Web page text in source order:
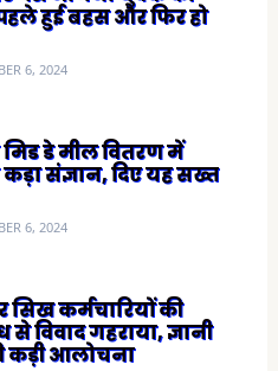
हुई बहस और फिर हो
6, 2024
डे मील वितरण में
संज्ञान, दिए यह सख्त
6, 2024
सिख कर्मचारियों की
विवाद गहराया, ज्ञानी
कड़ी आलोचना